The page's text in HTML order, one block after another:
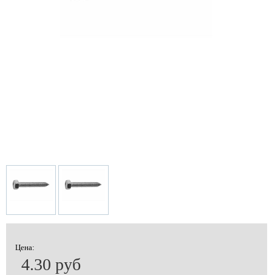
Цена:
4.30 руб